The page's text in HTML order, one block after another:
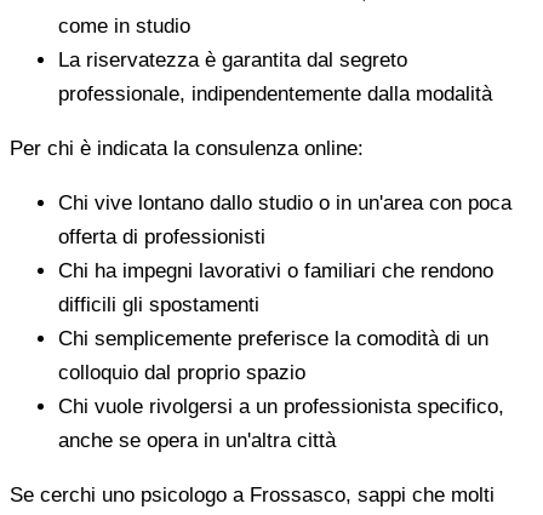
come in studio
La riservatezza è garantita dal segreto
professionale, indipendentemente dalla modalità
Per chi è indicata la consulenza online:
Chi vive lontano dallo studio o in un'area con poca
offerta di professionisti
Chi ha impegni lavorativi o familiari che rendono
difficili gli spostamenti
Chi semplicemente preferisce la comodità di un
colloquio dal proprio spazio
Chi vuole rivolgersi a un professionista specifico,
anche se opera in un'altra città
Se cerchi uno psicologo a Frossasco, sappi che molti